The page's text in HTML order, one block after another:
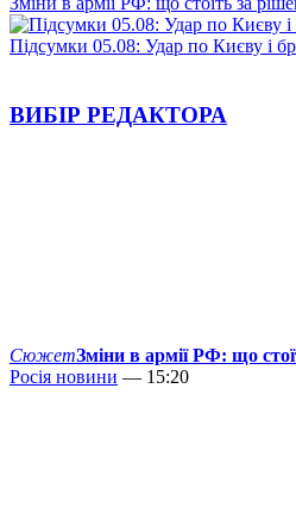
Підсумки 05.08: Удар по Києву і
ВИБІР РЕДАКТОРА
СюжетЗміни в армії РФ: що
Росія новини — 15:20